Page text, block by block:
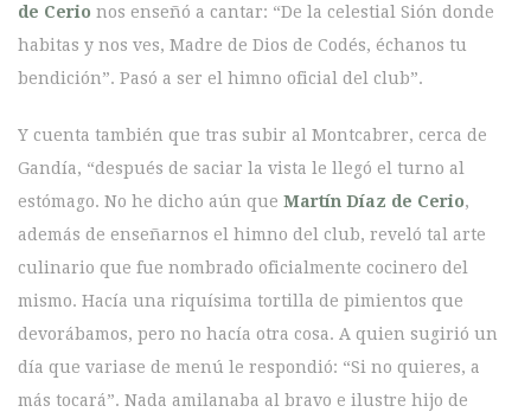
de Cerio nos enseñó a cantar: “De la celestial Sión donde
habitas y nos ves, Madre de Dios de Codés, échanos tu
bendición”. Pasó a ser el himno oficial del club”.
Y cuenta también que tras subir al Montcabrer, cerca de
Gandía, “después de saciar la vista le llegó el turno al
estómago. No he dicho aún que Martín Díaz de Cerio,
además de enseñarnos el himno del club, reveló tal arte
culinario que fue nombrado oficialmente cocinero del
mismo. Hacía una riquísima tortilla de pimientos que
devorábamos, pero no hacía otra cosa. A quien sugirió un
día que variase de menú le respondió: “Si no quieres, a
más tocará”. Nada amilanaba al bravo e ilustre hijo de